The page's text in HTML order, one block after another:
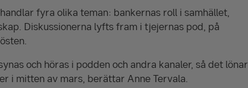
fyra olika teman: bankernas roll i samhället,
Diskussionerna lyfts fram i tjejernas pod, på
och höras i podden och andra kanaler, så det lönar
i mitten av mars, berättar Anne Tervala.